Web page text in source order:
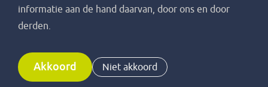
informatie aan de hand daarvan, door ons en door
derden.
Akkoord Niet akkoord